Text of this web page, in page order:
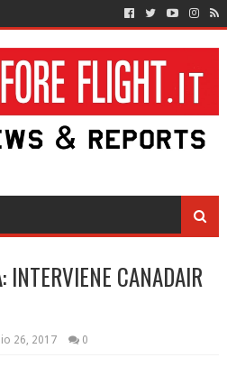
INTERVIENE CANADAIR
26, 2017 0